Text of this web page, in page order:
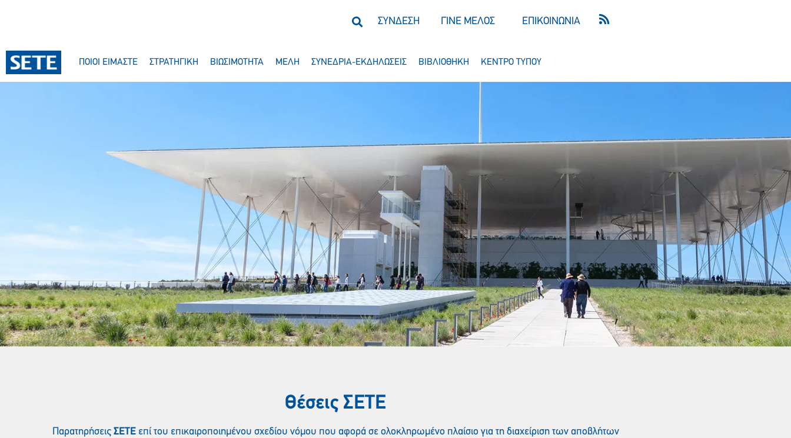
ΣΥΝΔΕΣΗ ΓΙΝΕ ΜΕΛΟΣ ΕΠΙΚΟΙΝΩΝΙΑ
ΠΟΙΟΙ ΕΙΜΑΣΤΕ ΣΤΡΑΤΗΓΙΚΗ ΒΙΩΣΙΜΟΤΗΤΑ ΜΕΛΗ ΣΥΝΕΔΡΙΑ-ΕΚΔΗΛΩΣΕΙΣ ΒΙΒΛΙΟΘΗΚΗ ΚΕΝΤΡΟ ΤΥΠΟΥ
Θέσεις ΣΕΤE
Παρατηρήσεις ΣΕΤΕεπί του επικαιροποιημένου σχεδίου νόμου που αφορά σε ολοκληρωμένο πλαίσιο για τη διαχείριση των αποβλήτων